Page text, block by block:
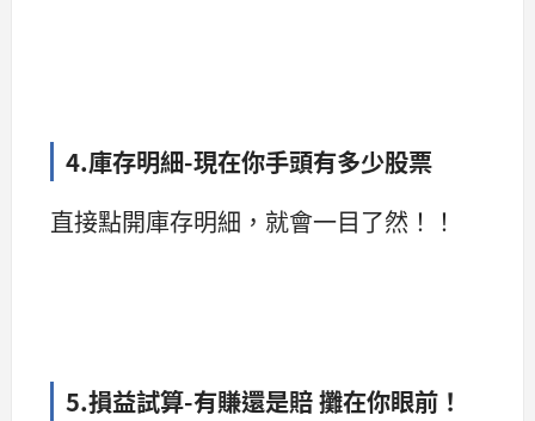
4.庫存明細-現在你手頭有多少股票
直接點開庫存明細，就會一目了然！！
5.損益試算-有賺還是賠 攤在你眼前！